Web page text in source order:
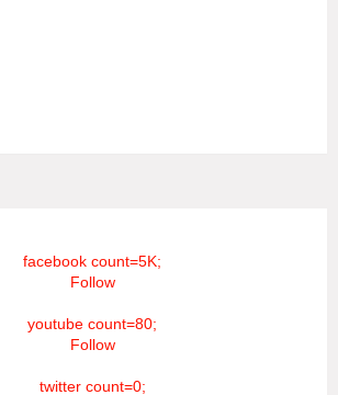
facebook count=5K;
Follow
youtube count=80;
Follow
twitter count=0;